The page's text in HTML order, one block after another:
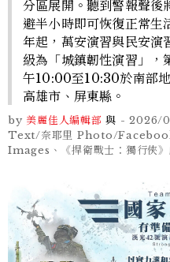
分區展開。聽到警報聲後
避半小時即可恢復正常
年起，萬安演習與民安演
級為「城鎮韌性演習」，
午10:00至10:30於南部
高雄市、屏東縣。
by 美麗佳人編輯部 與 -2026/
Text/奈耶里 Photo/
Images、《捍衛戰士：獨行俠